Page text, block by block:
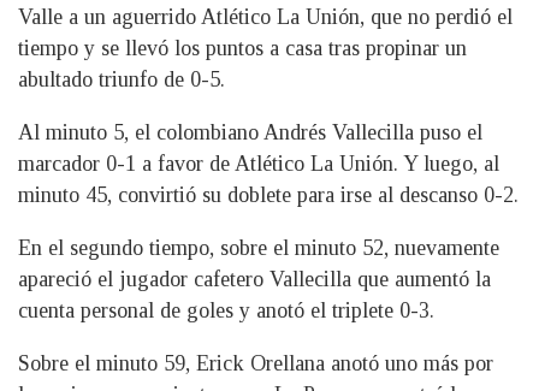
Valle a un aguerrido Atlético La Unión, que no perdió el
tiempo y se llevó los puntos a casa tras propinar un
abultado triunfo de 0-5.
Al minuto 5, el colombiano Andrés Vallecilla puso el
marcador 0-1 a favor de Atlético La Unión. Y luego, al
minuto 45, convirtió su doblete para irse al descanso 0-2.
En el segundo tiempo, sobre el minuto 52, nuevamente
apareció el jugador cafetero Vallecilla que aumentó la
cuenta personal de goles y anotó el triplete 0-3.
Sobre el minuto 59, Erick Orellana anotó uno más por